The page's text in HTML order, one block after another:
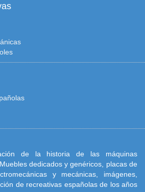
de la historia de las máquinas
dedicados y genéricos, placas de
y mecánicas, imágenes,
de recreativas españolas de los años